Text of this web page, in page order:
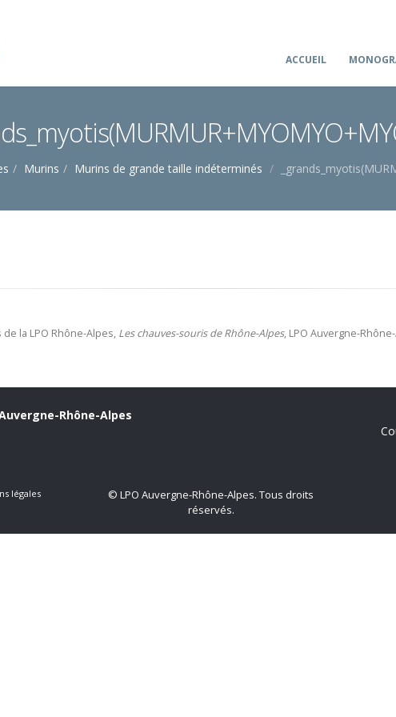
ACCUEIL
Murins Murins de grande taille indéterminés
la LPO Rhône-Alpes, Les chauves-souris de Rhône-Alpes, LPO Auvergne-
Rhône-Alpes
légales
© LPO Auvergne-Rhône-Alpes. Tous droits
réservés.